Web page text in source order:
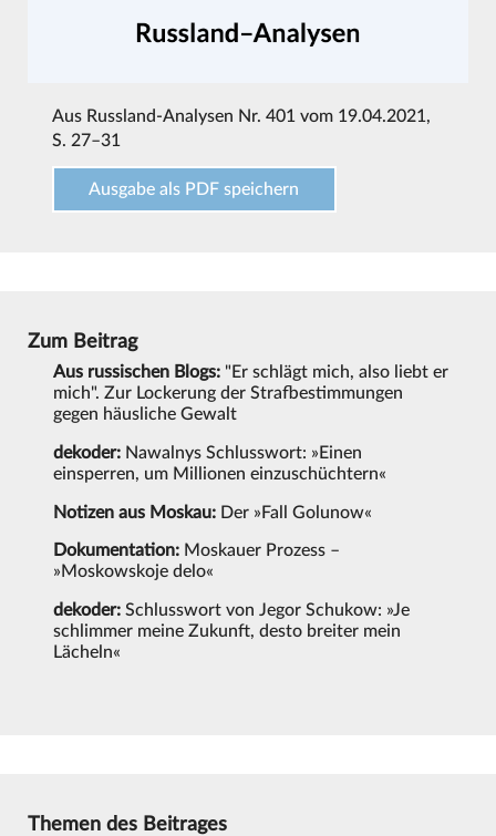
Aus Russland-Analysen Nr. 401 vom 19.04.2021,
S. 27–31
Ausgabe als PDF speichern
Zum Beitrag
Aus russischen Blogs: "Er schlägt mich, also liebt er
mich". Zur Lockerung der Strafbestimmungen
gegen häusliche Gewalt
dekoder: Nawalnys Schlusswort: »Einen
einsperren, um Millionen einzuschüchtern«
Notizen aus Moskau: Der »Fall Golunow«
Dokumentation: Moskauer Prozess –
»Moskowskoje delo«
dekoder: Schlusswort von Jegor Schukow: »Je
schlimmer meine Zukunft, desto breiter mein
Lächeln«
Themen des Beitrages